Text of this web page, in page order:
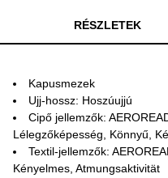
RÉSZLETEK
Kapusmezek
Ujj-hossz: Hoszúujjú
Cipő jellemzők:
Lélegzőképesség, Könnyű,
Textil-jellemzők:
Kényelmes, Atmungsaktivität